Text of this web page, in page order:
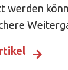
werden